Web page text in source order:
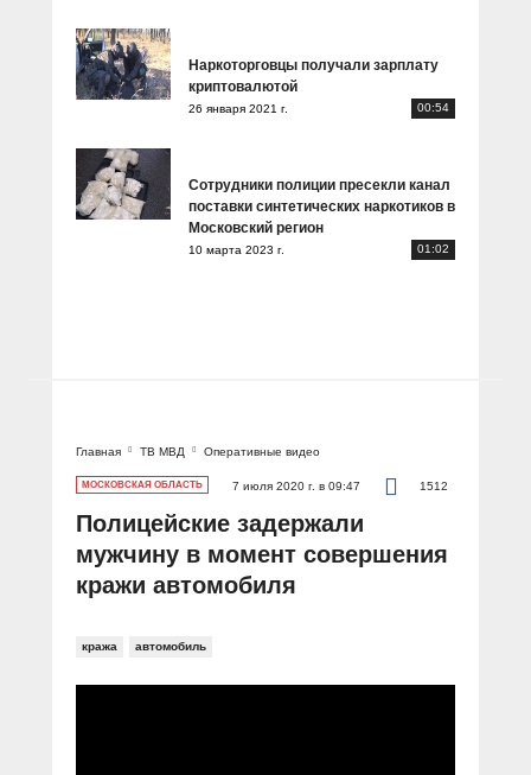
Наркоторговцы получали зарплату
криптовалютой
26 января 2021 г. 00:54
Сотрудники полиции пресекли канал
поставки синтетических наркотиков в
Московский регион
10 марта 2023 г. 01:02
Главная ТВ МВД Оперативные видео
МОСКОВСКАЯ ОБЛАСТЬ 7 июля 2020 г. в 09:47 1512
Полицейские задержали
мужчину в момент совершения
кражи автомобиля
кража автомобиль